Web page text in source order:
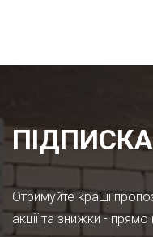
ПІДПИСКА
Отримуйте кращі
акції та знижки -